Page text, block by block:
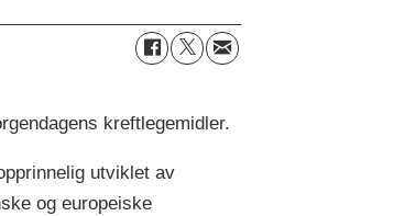
kreftlegemidler.
utviklet av
og europeiske